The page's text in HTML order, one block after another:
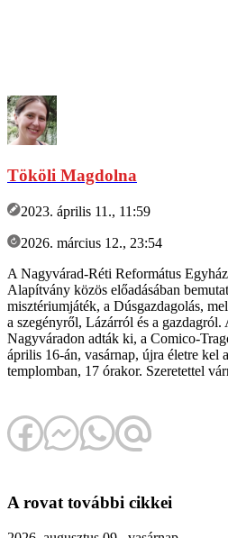
Tököli Magdolna
2023. április 11., 11:59
2026. március 12., 23:54
A Nagyvárad-Réti Református
Alapítvány közös előadásában
misztériumjáték, a Dúsgazdagolás,
a szegényről, Lázárról és a
Nagyváradon adták ki, a Comico-
április 16-án, vasárnap, újra életre kel
templomban, 17 órakor. Szeretettel
A rovat további cikkei